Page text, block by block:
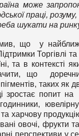
може
праці,
шукати на
що у
Торгівлі
та в
що
таких як
попит на
та харчову
овочі, фрукти
перспективи у